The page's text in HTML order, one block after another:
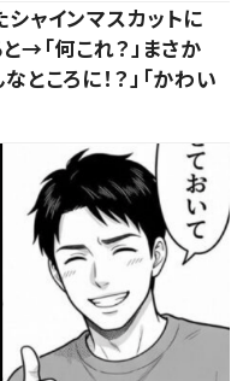
ャインマスカットに
→「何これ？」まさか
ところに！？」「かわい